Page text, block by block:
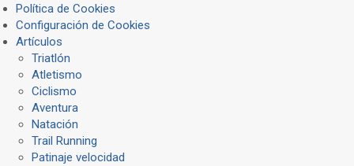
Política de Cookies
Configuración de Cookies
Artículos
Triatlón
Atletismo
Ciclismo
Aventura
Natación
Trail Running
Patinaje velocidad